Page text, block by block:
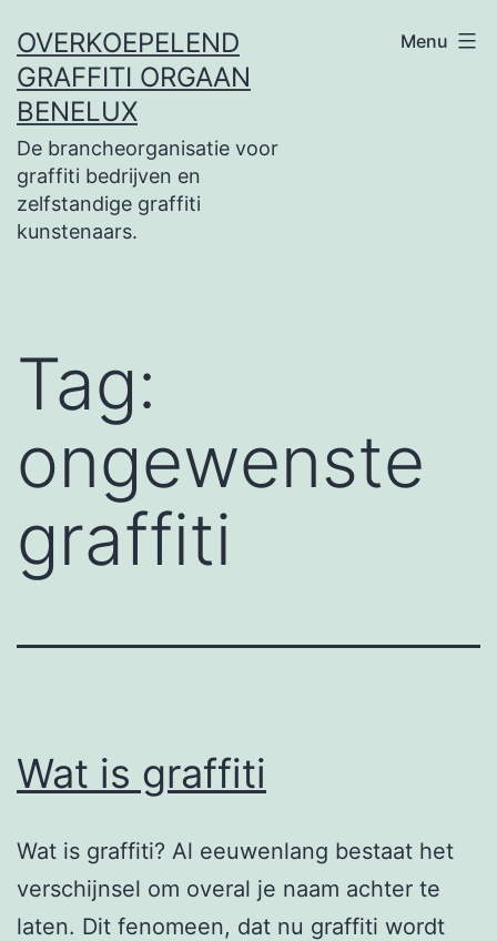
naar
de
inhoud
OVERKOEPELEND
GRAFFITI ORGAAN
BENELUX
De brancheorganisatie voor
graffiti bedrijven en
zelfstandige graffiti
kunstenaars.
Menu
Tag:
ongewenste
graffiti
Wat is graffiti
Wat is graffiti? Al eeuwenlang bestaat het
verschijnsel om overal je naam achter te
laten. Dit fenomeen, dat nu graffiti wordt